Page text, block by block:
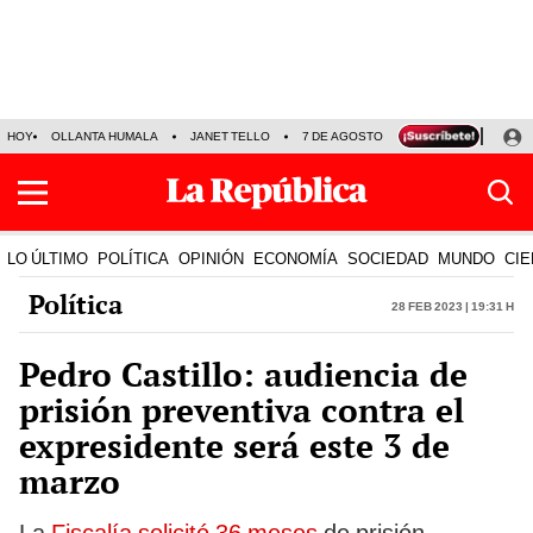
HOY OLLANTA HUMALA JANET TELLO 7 DE AGOSTO TINKA RESULTADOS
LO ÚLTIMO POLÍTICA OPINIÓN ECONOMÍA SOCIEDAD MUNDO
Política 28 Feb 2023 | 19:31 h
Pedro Castillo: audiencia de
prisión preventiva contra el
expresidente será este 3 de
marzo